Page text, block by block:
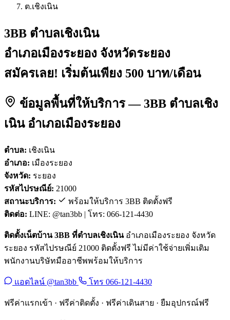
ต.เชิงเนิน
3BB ตำบลเชิงเนิน
อำเภอเมืองระยอง จังหวัดระยอง
สมัครเลย! เริ่มต้นเพียง 500 บาท/เดือน
ข้อมูลพื้นที่ให้บริการ — 3BB ตำบลเชิง
เนิน อำเภอเมืองระยอง
ตำบล: เชิงเนิน
อำเภอ: เมืองระยอง
จังหวัด: ระยอง
รหัสไปรษณีย์: 21000
สถานะบริการ:
พร้อมให้บริการ 3BB ติดตั้งฟรี
ติดต่อ: LINE: @tan3bb | โทร: 066-121-4430
ติดตั้งเน็ตบ้าน 3BB ที่ตำบลเชิงเนินอำเภอเมืองระยอง จังหวัด
ระยอง รหัสไปรษณีย์ 21000 ติดตั้งฟรี ไม่มีค่าใช้จ่ายเพิ่มเติม
พนักงานบริษัทมืออาชีพพร้อมให้บริการ
แอดไลน์ @tan3bb โทร 066-121-4430
ฟรีค่าแรกเข้า · ฟรีค่าติดตั้ง · ฟรีค่าเดินสาย · ยืมอุปกรณ์ฟรี